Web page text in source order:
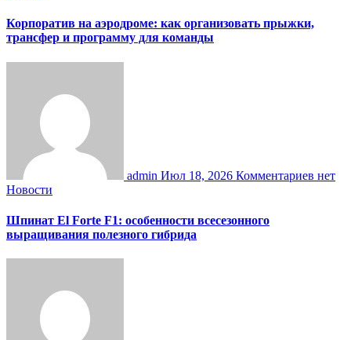
Корпоратив на аэродроме: как организовать прыжки,
трансфер и программу для команды
admin Июл 18, 2026 Комментариев нет
Новости
Шпинат El Forte F1: особенности всесезонного
выращивания полезного гибрида